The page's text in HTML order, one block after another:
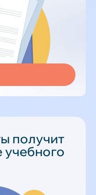
получит
учебного